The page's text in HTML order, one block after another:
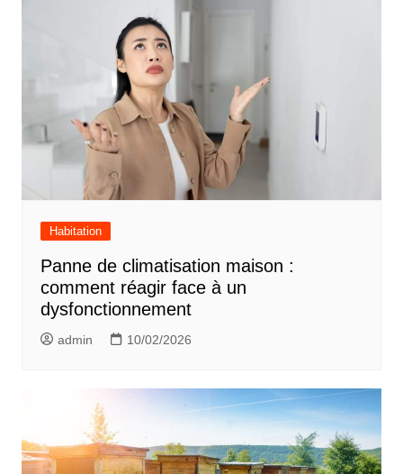
Habitation
Panne de climatisation maison :
comment réagir face à un
dysfonctionnement
admin 10/02/2026